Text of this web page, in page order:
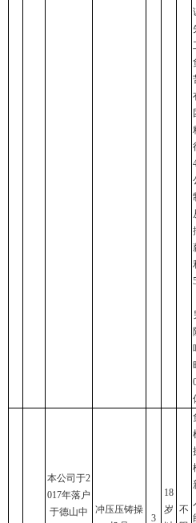
本公司于2
017年落户
于德山中
冲压压铸操
3
18
岁 不